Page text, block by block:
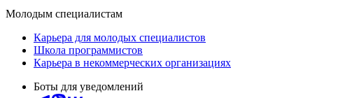
Молодым специалистам
Карьера для молодых специалистов
Школа программистов
Карьера в некоммерческих организациях
Боты для уведомлений